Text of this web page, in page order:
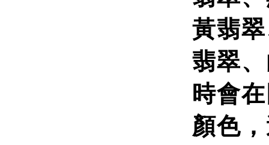
黃翡
翡翠
時會
顏色